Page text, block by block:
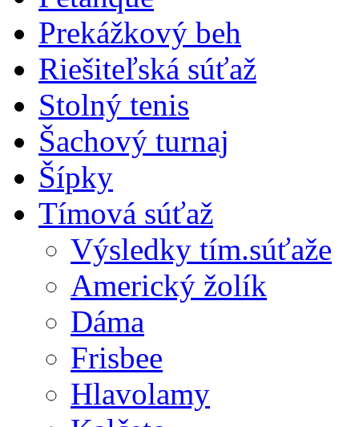
Prekážkový beh
Riešiteľská súťaž
Stolný tenis
Šachový turnaj
Šípky
Tímová súťaž
Výsledky tím.súťaže
Americký žolík
Dáma
Frisbee
Hlavolamy